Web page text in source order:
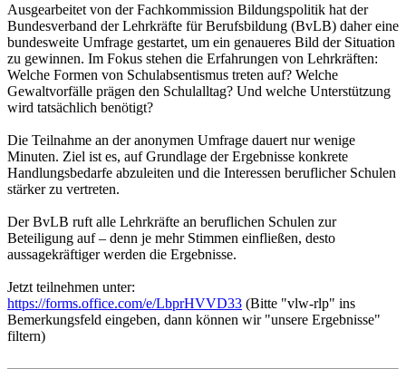
Ausgearbeitet von der Fachkommission Bildungspolitik hat der
Bundesverband der Lehrkräfte für Berufsbildung (BvLB) daher eine
bundesweite Umfrage gestartet, um ein genaueres Bild der Situation
zu gewinnen. Im Fokus stehen die Erfahrungen von Lehrkräften:
Welche Formen von Schulabsentismus treten auf? Welche
Gewaltvorfälle prägen den Schulalltag? Und welche Unterstützung
wird tatsächlich benötigt?
Die Teilnahme an der anonymen Umfrage dauert nur wenige
Minuten. Ziel ist es, auf Grundlage der Ergebnisse konkrete
Handlungsbedarfe abzuleiten und die Interessen beruflicher Schulen
stärker zu vertreten.
Der BvLB ruft alle Lehrkräfte an beruflichen Schulen zur
Beteiligung auf – denn je mehr Stimmen einfließen, desto
aussagekräftiger werden die Ergebnisse.
Jetzt teilnehmen unter:
https://forms.office.com/e/LbprHVVD33 (Bitte "vlw-rlp" ins
Bemerkungsfeld eingeben, dann können wir "unsere Ergebnisse"
filtern)